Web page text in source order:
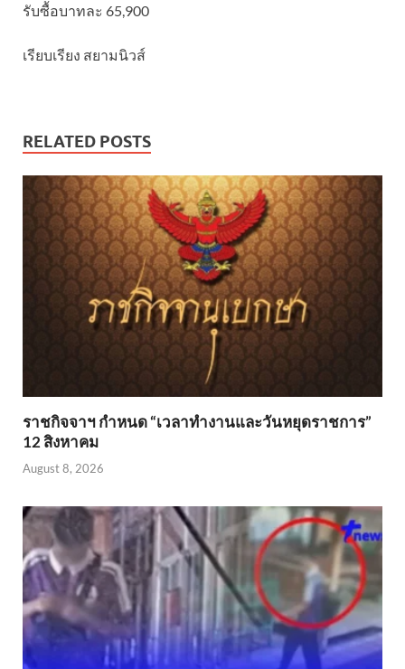
รับซื้อบาทละ 65,900
เรียบเรียง สยามนิวส์
RELATED POSTS
ราชกิจจาฯ กำหนด “เวลาทำงานและวันหยุดราชการ”
12 สิงหาคม
August 8, 2026